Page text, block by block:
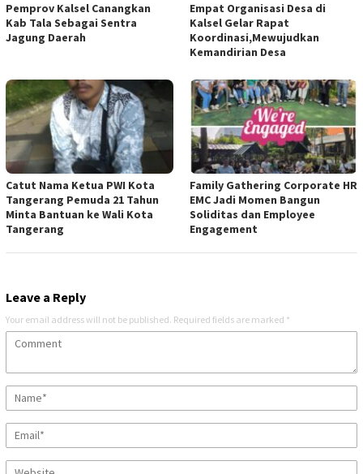
Pemprov Kalsel Canangkan
Kab Tala Sebagai Sentra
Jagung Daerah
Empat Organisasi Desa di
Kalsel Gelar Rapat
Koordinasi,Mewujudkan
Kemandirian Desa
Catut Nama Ketua PWI Kota
Tangerang Pemuda 21 Tahun
Minta Bantuan ke Wali Kota
Tangerang
Family Gathering Corporate HR
EMC Jadi Momen Bangun
Soliditas dan Employee
Engagement
Leave a Reply
Your email address will not be published. Required fields are marked *